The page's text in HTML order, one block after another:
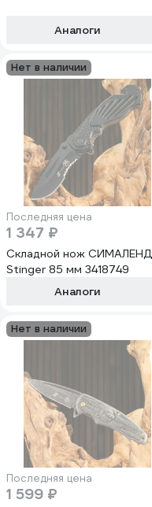
Аналоги
Нет в наличии
Последняя цена
1 347 ₽
Складной нож СИМАЛЕНД
Stinger 85 мм 3418749
Аналоги
Нет в наличии
Последняя цена
1 599 ₽